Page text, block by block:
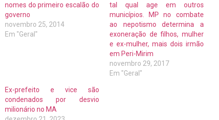
nomes do primeiro escalão do
governo
novembro 25, 2014
Em "Geral"
tal qual age em outros
municípios. MP no combate
ao nepotismo determina a
exoneração de filhos, mulher
e ex-mulher, mais dois irmão
em Peri-Mirim
novembro 29, 2017
Em "Geral"
Ex-prefeito e vice são
condenados por desvio
milionário no MA